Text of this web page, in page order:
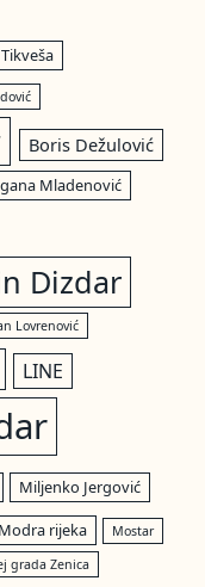
Boris Dežulović
Mladenović
Dizdar
Lovrenović
LINE
Miljenko Jergović
Modra rijeka
Mostar
grada Zenica